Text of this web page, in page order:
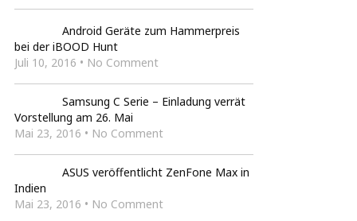
Android Geräte zum Hammerpreis
bei der iBOOD Hunt
Juli 10, 2016 • No Comment
Samsung C Serie – Einladung verrät
Vorstellung am 26. Mai
Mai 23, 2016 • No Comment
ASUS veröffentlicht ZenFone Max in
Indien
Mai 23, 2016 • No Comment